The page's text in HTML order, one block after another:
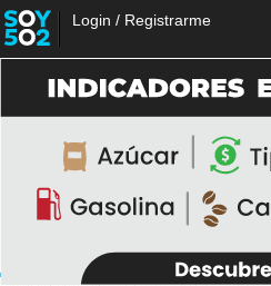
Login / Registrarme